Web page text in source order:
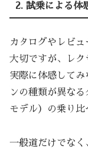
2. 試乗による体
カタログやレビ
大切ですが、レク
実際に体感してみ
ンの種類が異な
モデル）の乗り比
一般道だけでな